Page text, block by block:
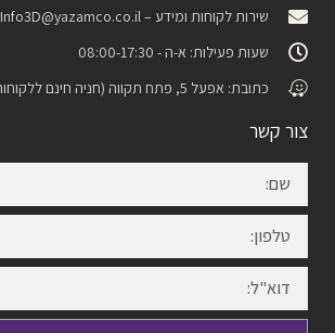
שירות לקוחות ומידע – Info3D@yazamco.co.il
שעות פעילות: א-ה - 08:00-17:30
כתובת: אפעל 5, פתח תקווה (חניה חינם ללקוחות)
צור קשר